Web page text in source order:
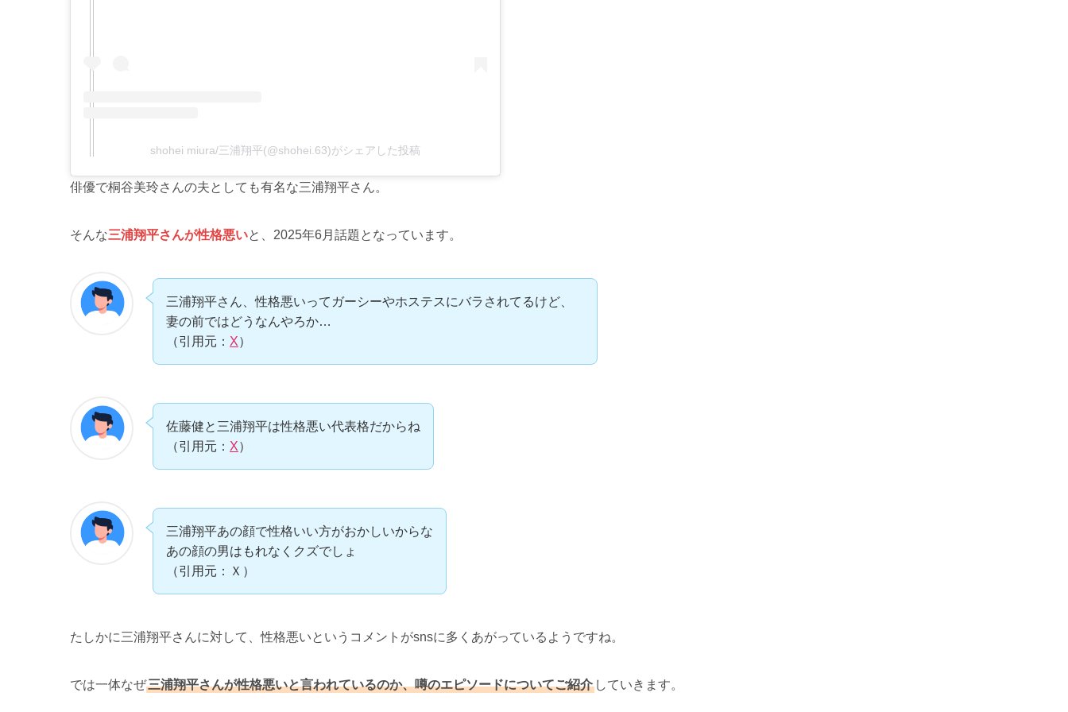
shohei miura/三浦翔平(@shohei.63)がシェアした投稿
俳優で桐谷美玲さんの夫としても有名な三浦翔平さん。
そんな三浦翔平さんが性格悪いと、2025年6月話題となっています。
三浦翔平さん、性格悪いってガーシーやホステスにバラされてるけど、
妻の前ではどうなんやろか…
（引用元： X）
佐藤健と三浦翔平は性格悪い代表格だからね
（引用元： X）
三浦翔平あの顔で性格いい方がおかしいからな
あの顔の男はもれなくクズでしょ
（引用元：Ｘ）
たしかに三浦翔平さんに対して、性格悪いというコメントがsnsに多くあがっているようですね。
では一体なぜ三浦翔平さんが性格悪いと言われているのか、噂のエピソードについてご紹介 していきます。